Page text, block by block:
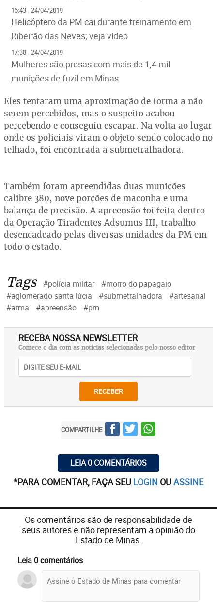
16:43 - 24/04/2019
Helicóptero da PM cai durante treinamento em
Ribeirão das Neves; veja vídeo
17:38 - 24/04/2019
Mulheres são presas com mais de 1,4 mil
munições de fuzil em Minas
Eles tentaram uma aproximação de forma a não
serem percebidos, mas o suspeito acabou
percebendo e conseguiu escapar. Na volta ao lugar
onde os policiais viram o objeto sendo colocado no
telhado, foi encontrada a submetralhadora.
Também foram apreendidas duas munições
calibre 380, nove porções de maconha e uma
balança de precisão. A apreensão foi feita dentro
da Operação Tiradentes Adsumus III, trabalho
desencadeado pelas diversas unidades da PM em
todo o estado.
Tags #polícia militar
#morro do papagaio
#aglomerado santa lúcia
#submetralhadora
#artesanal
#arma
#apreensão #pm
RECEBA NOSSA NEWSLETTER
Comece o dia com as notícias selecionadas pelo nosso editor
RECEBER
COMPARTILHE
LEIA 0 COMENTÁRIOS
*PARA COMENTAR, FAÇA SEU LOGIN OUASSINE
Os comentários são de responsabilidade de
seus autores e não representam a opinião do
Estado de Minas.
Leia 0 comentários